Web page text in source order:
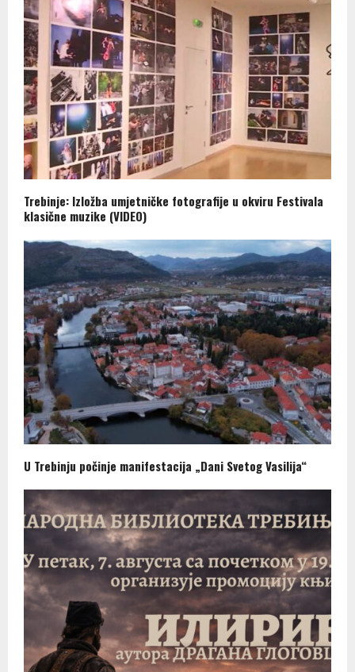
Trebinje: Izložba umjetničke fotografije u okviru Festivala
klasične muzike (VIDEO)
U Trebinju počinje manifestacija „Dani Svetog Vasilija“